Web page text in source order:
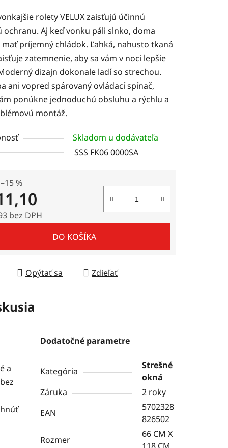
rolety VELUX zaisťujú účinnú
ochranu. Aj keď vonku páli slnko, doma
príjemný chládok. Ľahká, nahusto tkaná
zatemnenie, aby sa vám v noci lepšie
dizajn dokonale ladí so strechou.
ani vopred spárovaný ovládací spínač,
ponúkne jednoduchú obsluhu a rýchlu a
montáž.
Skladom u dodávateľa
SSS FK06 0000SA
–15 %
bez DPH
DO KOŠÍKA
Opýtať sa Zdieľať
a
Dodatočné parametre
Kategória
Strešné
okná
Záruka
2 roky
EAN
5702328
826502
Rozmer
66 CM X
118 CM